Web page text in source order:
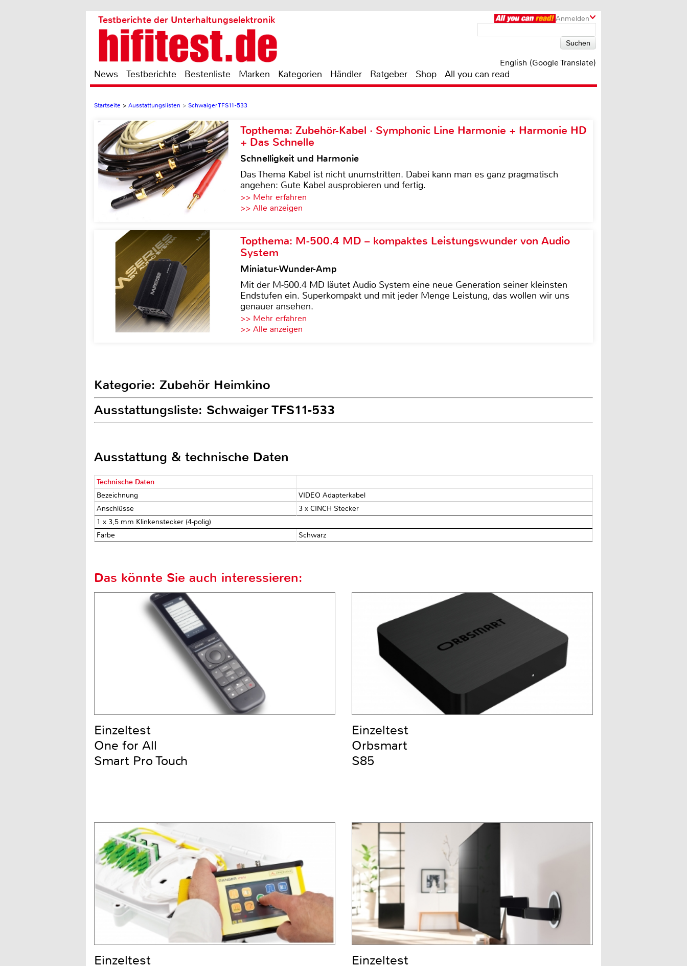
Anmelden
Testberichte der Unterhaltungselektronik
English (Google Translate)
News Testberichte Bestenliste Marken Kategorien Händler Ratgeber Shop All you can read
Startseite > Ausstattungslisten > Schwaiger TFS11-533
Topthema: Zubehör-Kabel · Symphonic Line Harmonie + Harmonie HD
+ Das Schnelle
Schnelligkeit und Harmonie
Das Thema Kabel ist nicht unumstritten. Dabei kann man es ganz pragmatisch
angehen: Gute Kabel ausprobieren und fertig.
>> Mehr erfahren
>> Alle anzeigen
Topthema: M-500.4 MD – kompaktes Leistungswunder von Audio
System
Miniatur-Wunder-Amp
Mit der M-500.4 MD läutet Audio System eine neue Generation seiner kleinsten
Endstufen ein. Superkompakt und mit jeder Menge Leistung, das wollen wir uns
genauer ansehen.
>> Mehr erfahren
>> Alle anzeigen
Kategorie: Zubehör Heimkino
Ausstattungsliste: Schwaiger TFS11-533
Ausstattung & technische Daten
Technische Daten
Bezeichnung
VIDEO Adapterkabel
Anschlüsse
3 x CINCH Stecker
1 x 3,5 mm Klinkenstecker (4-polig)
Farbe
Schwarz
Das könnte Sie auch interessieren:
Einzeltest
One for All
Smart Pro Touch
Einzeltest
Orbsmart
S85
Einzeltest
Einzeltest